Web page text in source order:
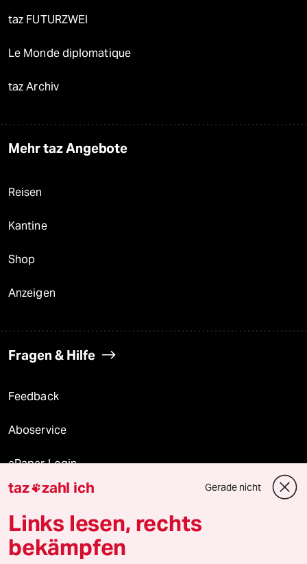
taz FUTURZWEI
Le Monde diplomatique
taz Archiv
Mehr taz Angebote
Reisen
Kantine
Shop
Anzeigen
Fragen & Hilfe
Feedback
Aboservice
ePaper Login
Downloads für Abonnierende
© 2026 taz Verlags und Vertriebs GmbH
taz zahl ich Gerade nicht
Links lesen, rechts
bekämpfen